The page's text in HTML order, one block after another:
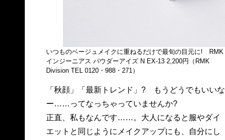
いつものベージュメイクに重ねるだけで最旬の目元に! RMK
インジーニアス パウダーアイズ N EX-13 2,200円（RMK
Division TEL 0120・988・271）
「秋顔」「最新トレンド」? もうどうでもいいな
ー……ってなっちゃっていませんか?
正直、私もなんです……。大人になると服やダイ
エットと同じようにメイクアップにも、自分にし
目の下の目尻よりにちょっと入れれば、メタリッ
クがレフ板のように光を集めて、目尻はもちろん